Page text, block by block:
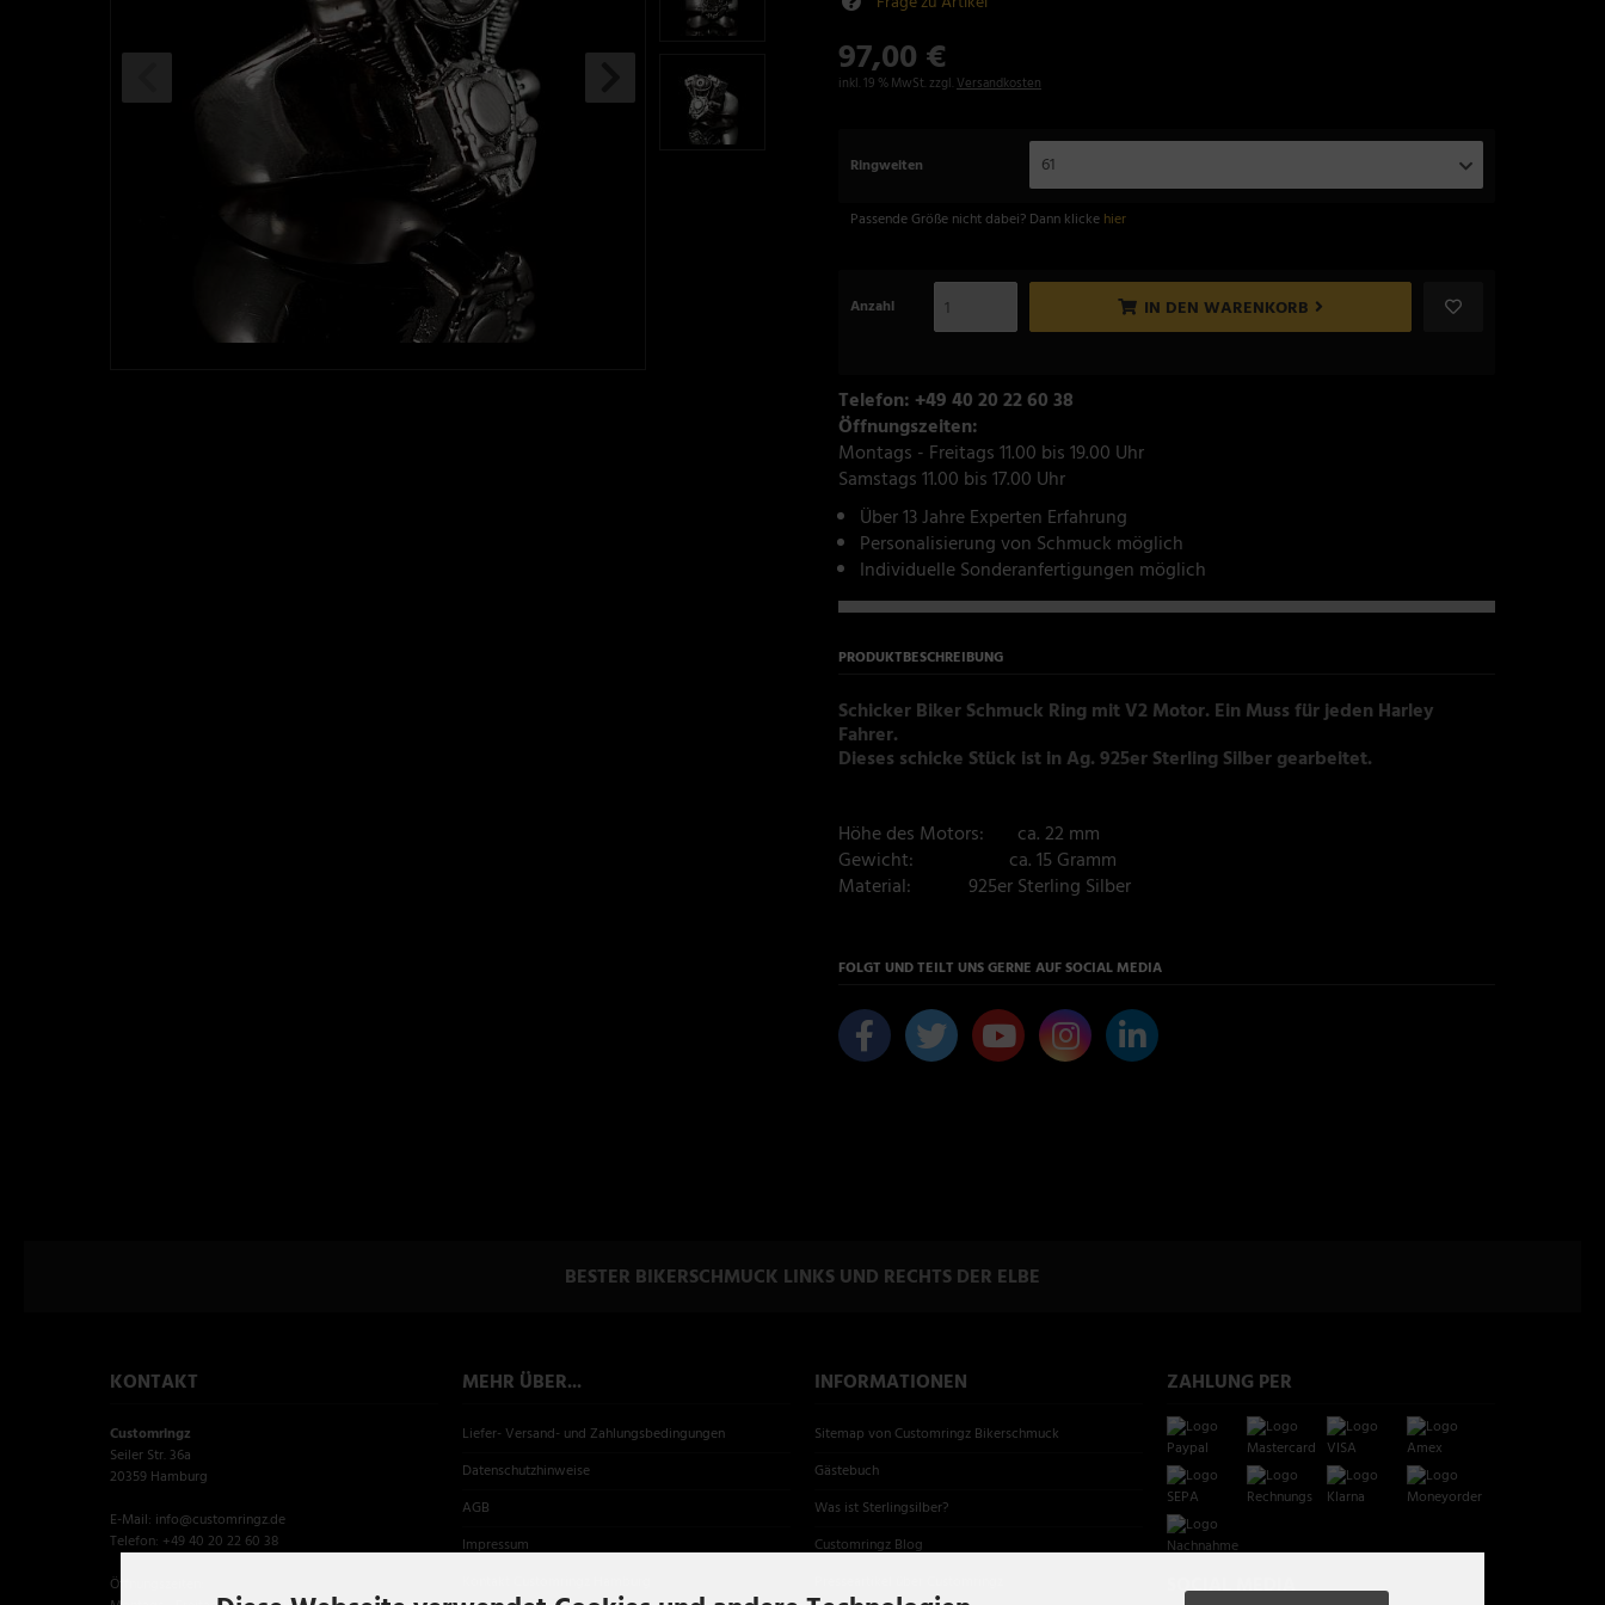
97,00 €
inkl. 19 % MwSt. zzgl. Versandkosten
Ringweiten 61
Passende Größe nicht dabei? Dann klicke hier
Anzahl IN DEN WARENKORB
Telefon: +49 40 20 22 60 38
Öffnungszeiten:
Montags - Freitags 11.00 bis 19.00 Uhr
Samstags 11.00 bis 17.00 Uhr
Über 13 Jahre Experten Erfahrung
Personalisierung von Schmuck möglich
Individuelle Sonderanfertigungen möglich
PRODUKTBESCHREIBUNG
Schicker Biker Schmuck Ring mit V2 Motor. Ein Muss für jeden Harley
Fahrer.
Dieses schicke Stück ist in Ag. 925er Sterling Silber gearbeitet.
Höhe des Motors: ca. 22 mm
Gewicht: ca. 15 Gramm
Material: 925er Sterling Silber
FOLGT UND TEILT UNS GERNE AUF SOCIAL MEDIA
BESTER BIKERSCHMUCK LINKS UND RECHTS DER ELBE
KONTAKT
Customringz
Seiler Str. 36a
20359 Hamburg
E-Mail: info@customringz.de
Telefon: +49 40 20 22 60 38
Öffnungszeiten:
MEHR ÜBER...
Liefer- Versand- und Zahlungsbedingungen
Datenschutzhinweise
AGB
Impressum
INFORMATIONEN
Sitemap von Customringz Bikerschmuck
Gästebuch
Was ist Sterlingsilber?
Customringz Blog
ZAHLUNG PER
SOCIAL MEDIA